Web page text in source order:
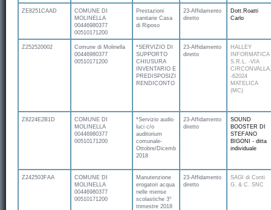
ZE8251CAAD
COMUNE DI
MOLINELLA
00446980377
00510171200
Prestazioni
sanitarie Casa
di Riposo
23-Affidamento
diretto
Dott.Roatti
Carlo
Z252520002
Comune di Molinella
00446980377
00510171200
*SERVIZIO DI
SUPPORTO
CHIUSURA
INVENTARIO E
PREDISPOSIZIONE
RENDICONTO
23-Affidamento
diretto
HALLEY
INFORMATICA
S.R.L. -VIA
-62024
MATELICA
(MC)
Z8224E2B1D
COMUNE DI
MOLINELLA
00446980377
00510171200
*Servizio audio
luci c/o
auditorium
comunale-
Ottobre/Dicembre
2018
23-Affidamento
diretto
SOUND
BOOSTER DI
STEFANO
BIGONI - ditta
individuale
Z242503FAA
COMUNE DI
MOLINELLA
00446980377
00510171200
Manutenzione
erogatori acqua
nelle mense
scolastiche 3°
trimestre 2018
23-Affidamento
diretto
SAGI di Conti
G. & C. SNC